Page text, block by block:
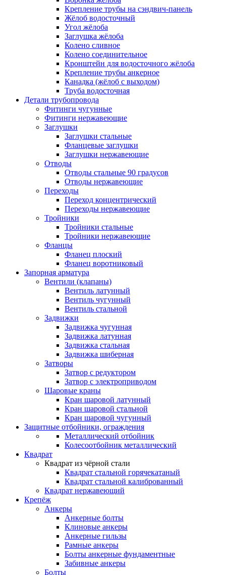
Крепление трубы на сэндвич-панель
Жёлоб водосточный
Угол жёлоба
Заглушка жёлоба
Колено сливное
Колено соединительное
Кронштейн для водосточного жёлоба
Крепление трубы анкерное
Канадка (жёлоб с выходом)
Труба водосточная
Детали трубопровода
Фитинги чугунные
Фитинги нержавеющие
Заглушки
Заглушки стальные
Фланцевые заглушки
Заглушки нержавеющие
Отводы
Отводы стальные 90 градусов
Отводы нержавеющие
Переходы
Переход концентрический
Переходы нержавеющие
Тройники
Тройники стальные
Тройники нержавеющие
Фланцы
Фланец плоский
Фланец воротниковый
Запорная арматура
Вентили (клапаны)
Вентиль латунный
Вентиль чугунный
Вентиль стальной
Задвижки
Задвижка чугунная
Задвижка латунная
Задвижка стальная
Задвижка шиберная
Затворы
Затвор с редуктором
Затвор с электроприводом
Шаровые краны
Кран шаровой латунный
Кран шаровой стальной
Кран шаровой чугунный
Защитные отбойники, ограждения
Металлический отбойник
Колесоотбойник металлический
Квадрат
Квадрат из чёрной стали
Квадрат стальной горячекатаный
Квадрат стальной калиброванный
Квадрат нержавеющий
Крепёж
Анкеры
Анкерные болты
Клиновые анкеры
Анкерные гильзы
Рамные анкеры
Болты анкерные фундаментные
Забивные анкеры
Болты